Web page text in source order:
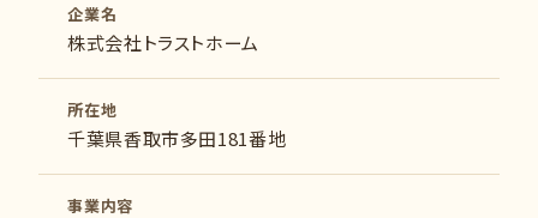
企業名
株式会社トラストホーム
所在地
千葉県香取市多田181番地
事業内容